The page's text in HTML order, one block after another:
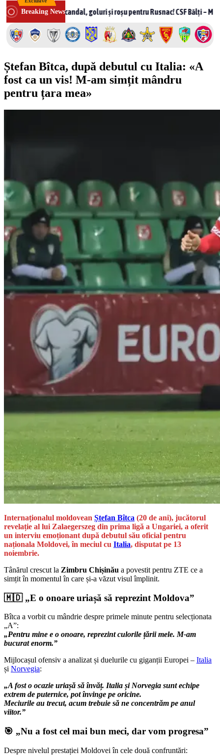
Skip
to
content
Breaking News
Scandal, goluri și roșu pentru Rusnac! CSF Bălți – Milsami 2-1, meci
Ștefan Bîtca, după debutul cu Italia: «A
fost ca un vis! M-am simțit mândru
pentru țara mea»
Internaționalul moldovean Ștefan Bîtca (20 de ani), jucătorul
revelație al lui Zalaegerszeg din prima ligă a Ungariei, a oferit
un interviu emoționant după debutul său oficial pentru
naționala Moldovei, în meciul cu Italia, disputat pe 13
noiembrie.
Tânărul crescut la Zimbru Chișinău a povestit pentru ZTE ce a
simțit în momentul în care și-a văzut visul împlinit.
🇲🇩 „E o onoare uriașă să reprezint Moldova”
Bîtca a vorbit cu mândrie despre primele minute pentru selecționata
„A”:
„Pentru mine e o onoare, reprezint culorile țării mele. M-am
bucurat enorm.”
Mijlocașul ofensiv a analizat și duelurile cu giganții Europei – Italia
și Norvegia:
„A fost o ocazie uriașă să învăț. Italia și Norvegia sunt echipe
extrem de puternice, pot învinge pe oricine.
Meciurile au trecut, acum trebuie să ne concentrăm pe anul
viitor.”
🎯 „Nu a fost cel mai bun meci, dar vom progresa”
Despre nivelul prestației Moldovei în cele două confruntări: